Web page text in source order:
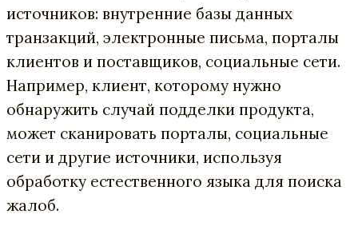
источников: внутренние базы данных
транзакций, электронные письма, порталы
клиентов и поставщиков, социальные сети.
Например, клиент, которому нужно
обнаружить случай подделки продукта,
может сканировать порталы, социальные
сети и другие источники, используя
обработку естественного языка для поиска
жалоб.